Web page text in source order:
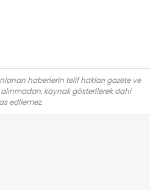
haberlerin telif hakları gazete ve
kaynak gösterilerek dahi
edilemez.